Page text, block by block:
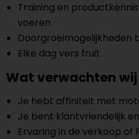
Training en
voeren
Doorgroeimogelijkheden
Elke dag vers fruit
Wat verwachten
Je hebt affiniteit met
Je bent klantvriendelijk
Ervaring in de verkoop of